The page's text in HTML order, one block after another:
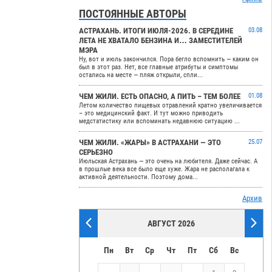
ПОСТОЯННЫЕ АВТОРЫ
АСТРАХАНЬ. ИТОГИ ИЮЛЯ-2026. В СЕРЕДИНЕ
ЛЕТА НЕ ХВАТАЛО БЕНЗИНА И… ЗАМЕСТИТЕЛЕЙ
МЭРА
03.08
Ну, вот и июль закончился. Пора бегло вспомнить — каким он
был в этот раз. Нет, все главные атрибуты и симптомы
остались на месте — пляж открыли, спли...
ЧЕМ ЖИЛИ. ЕСТЬ ОПАСНО, А ПИТЬ – ТЕМ БОЛЕЕ
01.08
Летом количество пищевых отравлений кратно увеличивается
– это медицинский факт. И тут можно приводить
медстатистику или вспоминать недавнюю ситуацию ...
ЧЕМ ЖИЛИ. «ЖАРЫ» В АСТРАХАНИ — ЭТО
СЕРЬЕЗНО
25.07
Июльская Астрахань — это очень на любителя. Даже сейчас. А
в прошлые века все было еще хуже. Жара не располагала к
активной деятельности. Поэтому дома...
Архив
АВГУСТ 2026
Пн Вт Ср Чт Пт Сб Вс